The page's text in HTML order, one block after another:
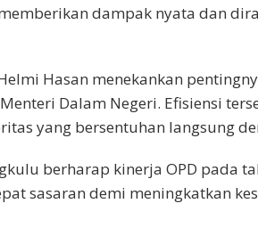
dampak nyata dan
Hasan menekankan
Dalam Negeri. Efisiensi
yang bersentuhan langsung
berharap kinerja OPD pada
sasaran demi meningkatkan